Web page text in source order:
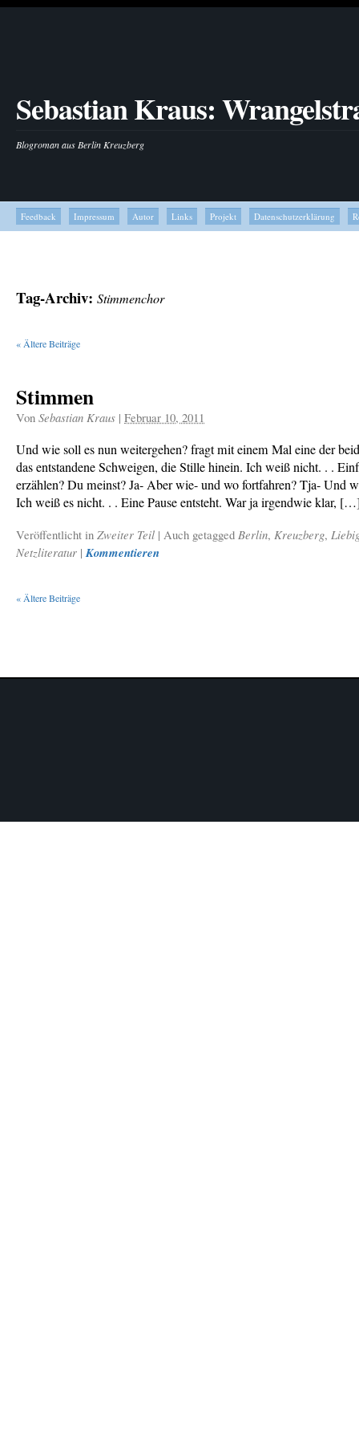
Sebastian Kraus:
Blogroman aus Berlin Kreuzberg
Feedback Impressum Autor Links Projekt Datenschutzerklärung
Tag-Archiv: Stimmenchor
« Ältere Beiträge
Stimmen
Von Sebastian Kraus | Februar 10, 2011
Und wie soll es nun weitergehen? fragt mit einem Mal eine der
das entstandene Schweigen, die Stille hinein. Ich weiß nicht. . .
erzählen? Du meinst? Ja- Aber wie- und wo fortfahren? Tja- Und
Ich weiß es nicht. . . Eine Pause entsteht. War ja irgendwie klar,
Veröffentlicht in Zweiter Teil | Auch getagged Berlin, Kreuzberg,
Netzliteratur | Kommentieren
« Ältere Beiträge